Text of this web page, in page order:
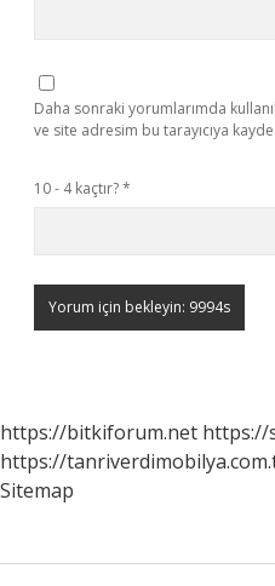
Daha sonraki yorumlarımda
ve site adresim bu tarayıcıya
10 - 4 kaçtır?*
https://bitkiforum.net https://
https://
Sitemap